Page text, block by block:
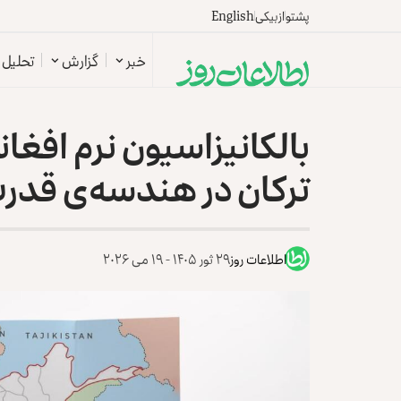
پشتوازبیکیEnglish
خبر گزارش تحلیل
بالکانیزاسیون نرم
ترکان در هندسه‌ی
اطلاعات روز۲۹ ثور ۱۴۰۵ - ۱۹ می ۲۰۲۶